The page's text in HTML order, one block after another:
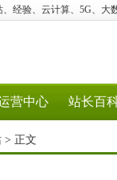
、经验、云计算、5G、大
营中心 站长百
> 正文